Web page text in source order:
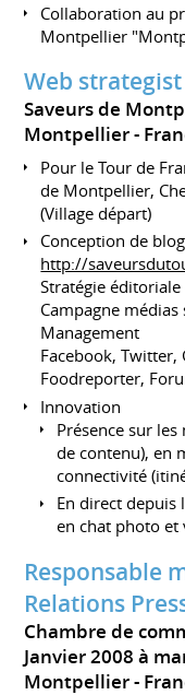
Collaboration au
Montpellier
Web
Saveurs de
Montpellier
Pour le Tour de
de Montpellier,
(Village départ)
Conception de
http://
Stratégie
Campagne
Management
Facebook, Twitter,
Foodreporter,
Innovation
Présence sur
de contenu), en
connectivité
En direct depuis
en chat photo et
Responsable
Relations
Chambre de
Janvier 2008 à
Montpellier